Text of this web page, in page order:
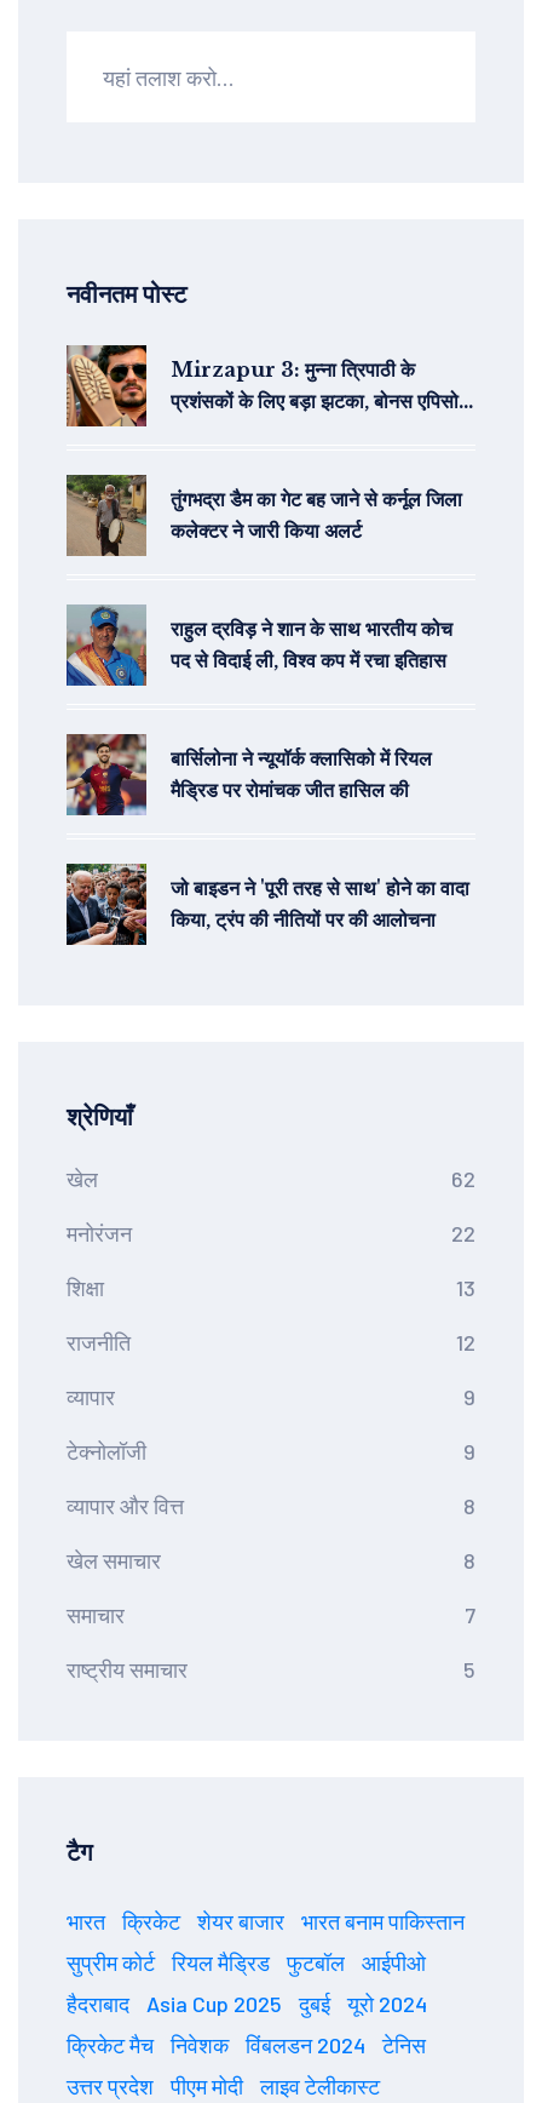
नवीनतम पोस्ट
Mirzapur 3: मुन्‍ना त्रिपाठी के
प्रशंसकों के लिए बड़ा झटका, बोनस एपिसोड
तुंगभद्रा डैम का गेट बह जाने से कर्नूल जिला
कलेक्टर ने जारी किया अलर्ट
राहुल द्रविड़ ने शान के साथ भारतीय कोच
पद से विदाई ली, विश्व कप में रचा इतिहास
बार्सिलोना ने न्यूयॉर्क क्लासिको में रियल
मैड्रिड पर रोमांचक जीत हासिल की
जो बाइडन ने 'पूरी तरह से साथ' होने का वादा
किया, ट्रंप की नीतियों पर की आलोचना
श्रेणियाँ
खेल 62
मनोरंजन 22
शिक्षा 13
राजनीति 12
व्यापार 9
टेक्नोलॉजी 9
व्यापार और वित्त 8
खेल समाचार 8
समाचार 7
राष्ट्रीय समाचार 5
टैग
भारत क्रिकेट शेयर बाजार
भारत बनाम पाकिस्तान
सुप्रीम कोर्ट
रियल मैड्रिड फुटबॉल
आईपीओ
हैदराबाद
Asia Cup 2025 दुबई
यूरो 2024
क्रिकेट मैच
निवेशक विंबलडन 2024
टेनिस
उत्तर प्रदेश
पीएम मोदी
लाइव टेलीकास्ट